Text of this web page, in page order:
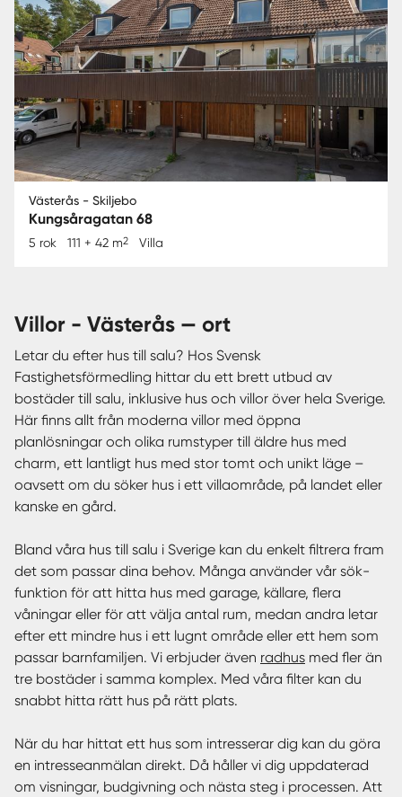
Västerås - Skiljebo
Kungsåragatan 68
5 rok 111 + 42 m2 Villa
villor - Västerås — ort
Letar du efter hus till salu? Hos Svensk
Fastighetsförmedling hittar du ett brett utbud av
bostäder till salu, inklusive hus och villor över hela Sverige.
Här finns allt från moderna villor med öppna
planlösningar och olika rumstyper till äldre hus med
charm, ett lantligt hus med stor tomt och unikt läge –
oavsett om du söker hus i ett villaområde, på landet eller
kanske en gård.
Bland våra hus till salu i Sverige kan du enkelt filtrera fram
det som passar dina behov. Många använder vår sök-
funktion för att hitta hus med garage, källare, flera
våningar eller för att välja antal rum, medan andra letar
efter ett mindre hus i ett lugnt område eller ett hem som
passar barnfamiljen. Vi erbjuder även radhus med fler än
tre bostäder i samma komplex. Med våra filter kan du
snabbt hitta rätt hus på rätt plats.
När du har hittat ett hus som intresserar dig kan du göra
en intresseanmälan direkt. Då håller vi dig uppdaterad
om visningar, budgivning och nästa steg i processen. Att